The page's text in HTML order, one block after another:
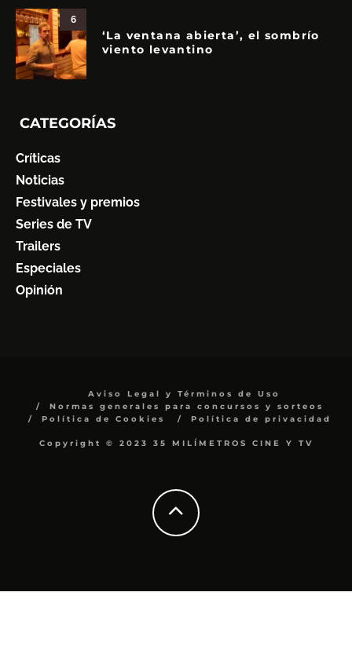
6
‘La ventana abierta’, el sombrío
viento levantino
CATEGORÍAS
Críticas
Noticias
Festivales y premios
Series de TV
Trailers
Especiales
Opinión
Aviso Legal y Términos de Uso
Normas generales para concursos y sorteos
Política de Cookies
Política de privacidad
Copyright © 2023 35 MILÍMETROS CINE Y TV